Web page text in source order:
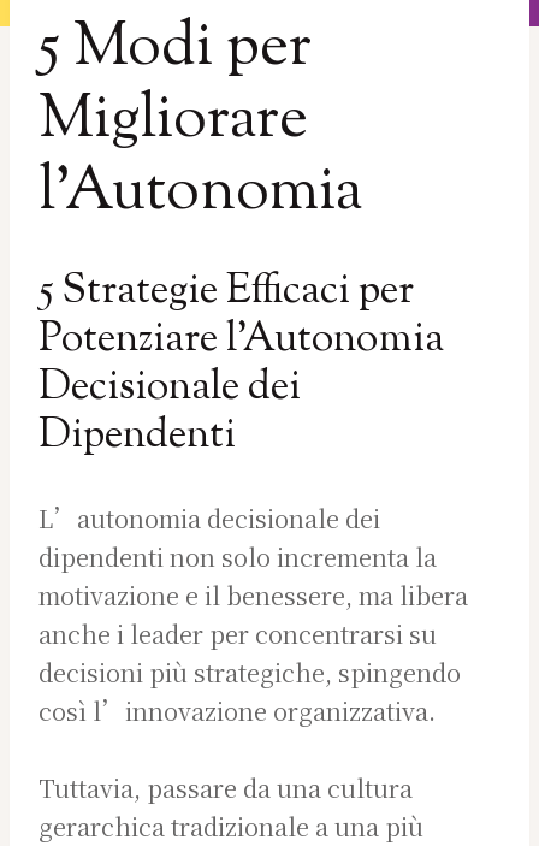
5 Modi per
Migliorare
l’Autonomia
5 Strategie Efficaci per
Potenziare l’Autonomia
Decisionale dei
Dipendenti
L’autonomia decisionale dei
dipendenti non solo incrementa la
motivazione e il benessere, ma libera
anche i leader per concentrarsi su
decisioni più strategiche, spingendo
così l’innovazione organizzativa.
Tuttavia, passare da una cultura
gerarchica tradizionale a una più